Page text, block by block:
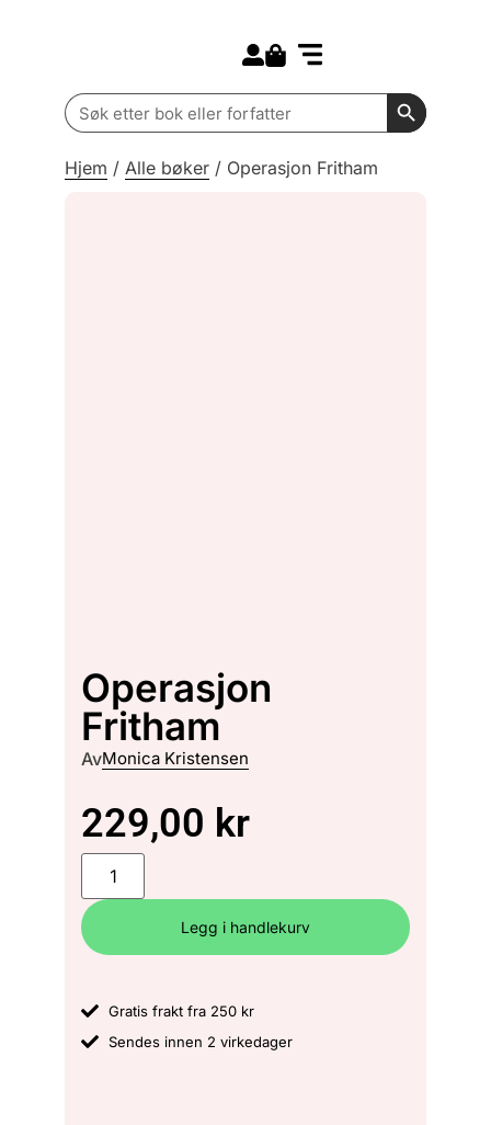
Search
for:
Search
Hjem / Alle bøker / Operasjon Fritham
Operasjon
Fritham
AvMonica Kristensen
229,00 kr
Legg i handlekurv
Gratis frakt fra 250 kr
Sendes innen 2 virkedager